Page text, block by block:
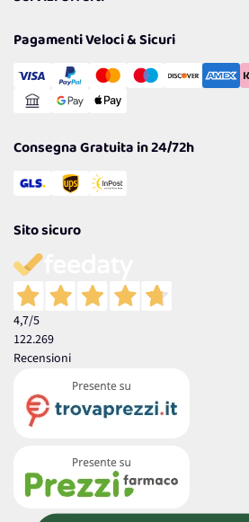
Cookie Policy
Gestisci Cookie
Reso Facile e Veloce
Pagamenti Veloci & Sicuri
Consegna Gratuita in 24/72h
Sito sicuro
4,7/5
122.269
Recensioni